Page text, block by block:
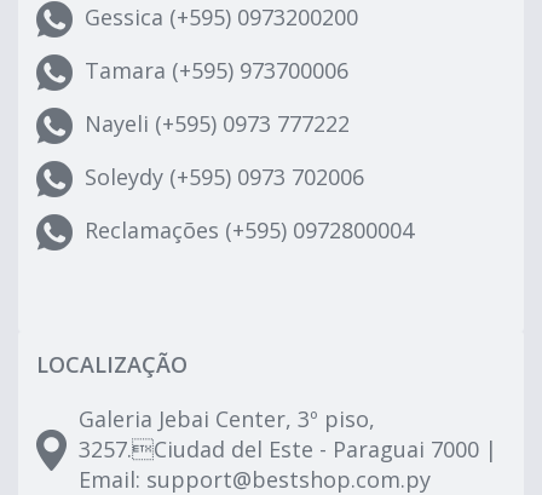
Gessica (+595) 0973200200
Tamara (+595) 973700006
Nayeli (+595) 0973 777222
Soleydy (+595) 0973 702006
Reclamações (+595) 0972800004
LOCALIZAÇÃO
Galeria Jebai Center, 3º piso,
3257.Ciudad del Este - Paraguai 7000 |
Email: support@bestshop.com.py